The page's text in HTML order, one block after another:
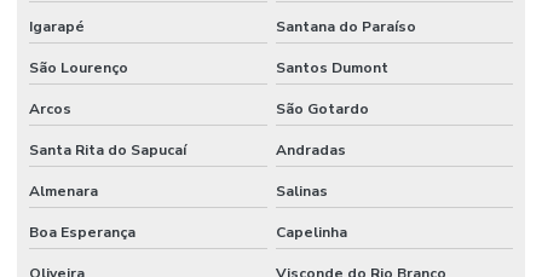
Manutenção Predial Comercial
Manutenção Predial De Edifícios Comerciais
Manutenção Predial De Estruturas
Manutenção Predial De Pequenas Obras
Manutenção Predial E Serviços Técnicos
Manutenção Predial Para Empresas
Igarapé Santana do Paraíso
São Lourenço Santos Dumont
Arcos São Gotardo
Santa Rita do Sapucaí Andradas
Almenara Salinas
Boa Esperança Capelinha
Oliveira Visconde do Rio Branco